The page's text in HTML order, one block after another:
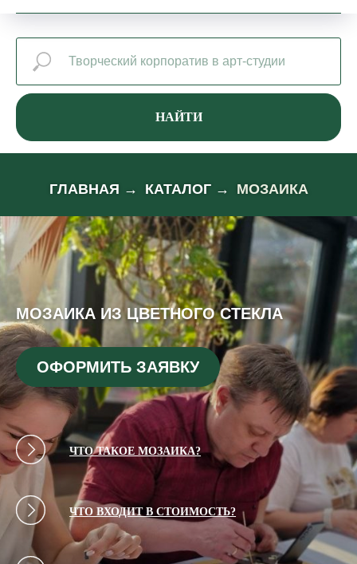
НАЙТИ
ГЛАВНАЯ → КАТАЛОГ → МОЗАИКА
МОЗАИКА ИЗ ЦВЕТНОГО СТЕКЛА
ОФОРМИТЬ ЗАЯВКУ
ЧТО ТАКОЕ МОЗАИКА?
ЧТО ВХОДИТ В СТОИМОСТЬ?